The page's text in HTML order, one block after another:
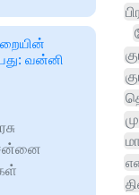
வன்னி